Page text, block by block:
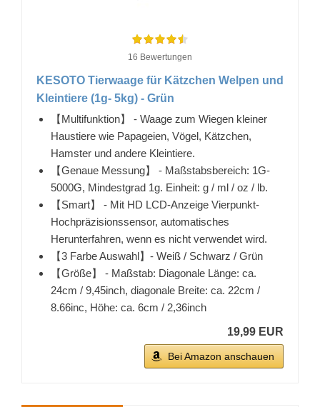
16 Bewertungen
KESOTO Tierwaage für Kätzchen Welpen und
Kleintiere (1g- 5kg) - Grün
【Multifunktion】 - Waage zum Wiegen kleiner
Haustiere wie Papageien, Vögel, Kätzchen,
Hamster und andere Kleintiere.
【Genaue Messung】 - Maßstabsbereich: 1G-
5000G, Mindestgrad 1g. Einheit: g / ml / oz / lb.
【Smart】 - Mit HD LCD-Anzeige Vierpunkt-
Hochpräzisionssensor, automatisches
Herunterfahren, wenn es nicht verwendet wird.
【3 Farbe Auswahl】- Weiß / Schwarz / Grün
【Größe】 - Maßstab: Diagonale Länge: ca.
24cm / 9,45inch, diagonale Breite: ca. 22cm /
8.66inc, Höhe: ca. 6cm / 2,36inch
19,99 EUR
Bei Amazon anschauen